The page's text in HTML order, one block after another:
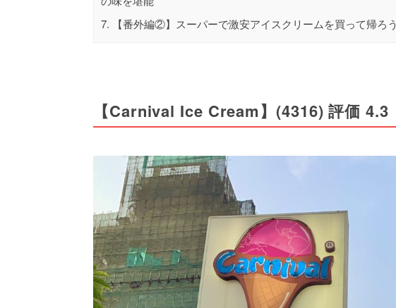
7. 【番外編②】スーパーで激安アイスクリームを買って帰ろう
【Carnival Ice Cream】(4316) 評価 4.3